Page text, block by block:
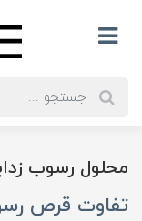
محلول رسوب
تفاوت قرص